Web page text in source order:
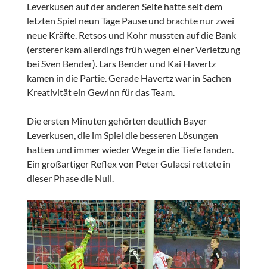
Leverkusen auf der anderen Seite hatte seit dem
letzten Spiel neun Tage Pause und brachte nur zwei
neue Kräfte. Retsos und Kohr mussten auf die Bank
(ersterer kam allerdings früh wegen einer Verletzung
bei Sven Bender). Lars Bender und Kai Havertz
kamen in die Partie. Gerade Havertz war in Sachen
Kreativität ein Gewinn für das Team.
Die ersten Minuten gehörten deutlich Bayer
Leverkusen, die im Spiel die besseren Lösungen
hatten und immer wieder Wege in die Tiefe fanden.
Ein großartiger Reflex von Peter Gulacsi rettete in
dieser Phase die Null.